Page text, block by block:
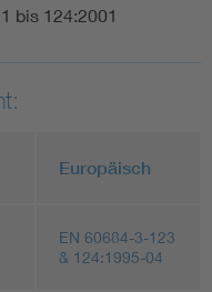
bis 124:2001
Europäisch
EN 60684-3-123
& 124:1995-04